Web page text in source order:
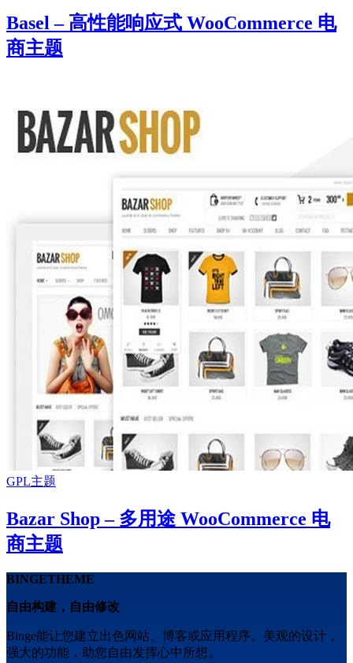
Basel – 高性能响应式 WooCommerce 电
商主题
GPL主题
Bazar Shop – 多用途 WooCommerce 电
商主题
BINGETHEME
自由构建，自由修改
Binge能让您建立出色网站、博客或应用程序。美观的设计，
强大的功能，助您自由发挥心中所想。